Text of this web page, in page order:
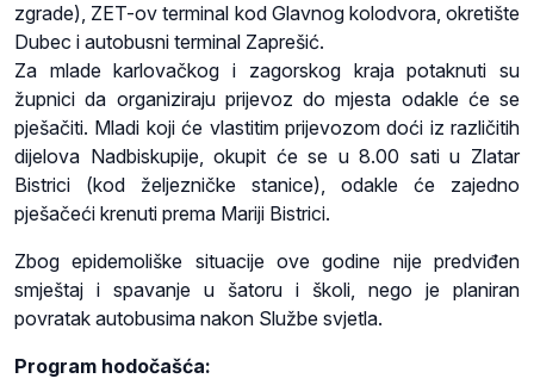
zgrade), ZET-ov terminal kod Glavnog kolodvora, okretište
Dubec i autobusni terminal Zaprešić.
Za mlade karlovačkog i zagorskog kraja potaknuti su
župnici da organiziraju prijevoz do mjesta odakle će se
pješačiti. Mladi koji će vlastitim prijevozom doći iz različitih
dijelova Nadbiskupije, okupit će se u 8.00 sati u Zlatar
Bistrici (kod željezničke stanice), odakle će zajedno
pješačeći krenuti prema Mariji Bistrici.
Zbog epidemoliške situacije ove godine nije predviđen
smještaj i spavanje u šatoru i školi, nego je planiran
povratak autobusima nakon Službe svjetla.
Program hodočašća: